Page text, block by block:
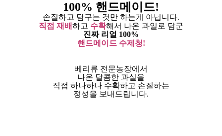
100% 핸드메이드!
손질하고 담구는 것만 하는게 아닙니다.
직접 재배하고 수확해서 나온 과일로 담군
진짜 리얼 100%
핸드메이드 수제청!
베리류 전문농장에서
나온 달콤한 과실을
직접 하나하나 수확하고 손질하는
정성을 보내드립니다.